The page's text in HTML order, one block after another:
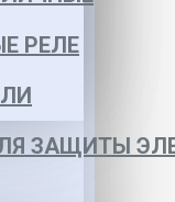
РЕЛЕ
ЗАЩИТЫ